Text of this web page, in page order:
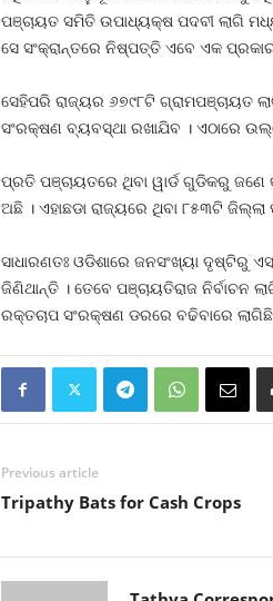
ପଞ୍ଚାୟତ ସମିତି ଉପାଧ୍ୟକ୍ଷ ପଦବୀ ଲାଗି
ସେ ସଂକ୍ରାନ୍ତରେ ନିଷ୍ପତ୍ତି ଏବେ ଏକ
ସେହିପରି ରାଜ୍ୟର ୬୭୯୮ଟି ଗ୍ରାମପଞ୍ଚାୟତ
ସଂରକ୍ଷଣ ବ୍ୟବସ୍ଥା ରଖାଯିବ । ଏଠାରେ
ପ୍ରତି ପଞ୍ଚାୟତରେ ଥିବା ୱାର୍ଡ ଗୁଡିକରୁ ଜଣେ
ଅଛି । ଏହାଛଡା ରାଜ୍ୟରେ ଥିବା ୮୫୩ଟି
ସାଧାରଣତଃ ଓଡିଶାରେ ଜନସଂଖ୍ୟା ଦୃଷ୍ଟିରୁ
ଜିଣିଥାନ୍ତି । ତେବେ ପଞ୍ଚାୟତିରାଜ ନିର୍ବାଚନ
ରକ୍ତଚାପ ସଂରକ୍ଷଣ ଡରରେ ବଢିବାରେ
Previous article
Tripathy Bats for Cash Crops